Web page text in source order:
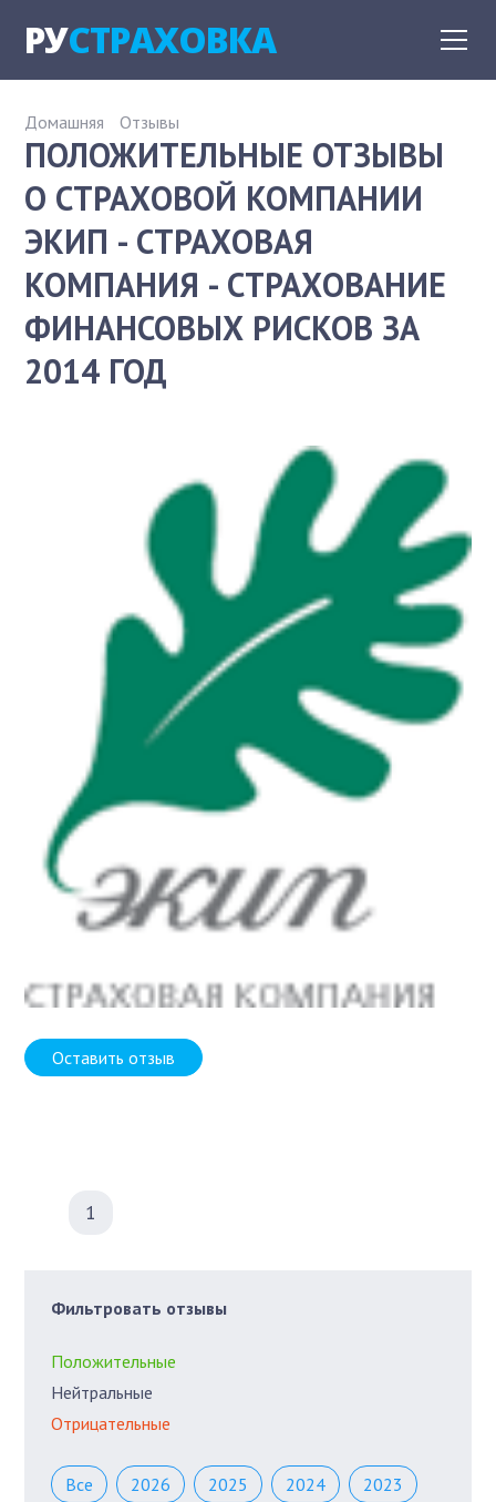
РУСТРАХОВКА
Домашняя Отзывы
ПОЛОЖИТЕЛЬНЫЕ ОТЗЫВЫ
О СТРАХОВОЙ КОМПАНИИ
ЭКИП - СТРАХОВАЯ
КОМПАНИЯ - СТРАХОВАНИЕ
ФИНАНСОВЫХ РИСКОВ ЗА
2014 ГОД
Оставить отзыв
1
Фильтровать отзывы
Положительные
Нейтральные
Отрицательные
Все 2026 2025 2024 2023